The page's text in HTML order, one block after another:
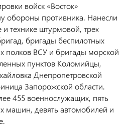
войск «Восток»
обороны противника. Нанесли
технике штурмовой, трех
бригады беспилотных
полков ВСУ и бригады морской
пунктов Коломийцы,
Днепропетровской
Запорожской области.
455 военнослужащих, пять
машин, девять автомобилей и